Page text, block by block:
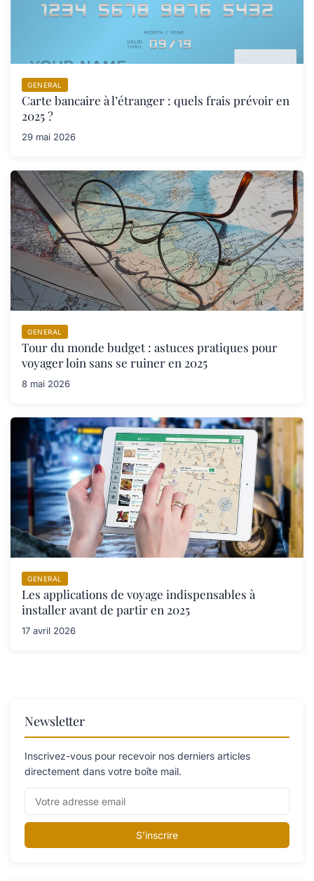
GENERAL
Carte bancaire à l’étranger : quels frais prévoir en
2025 ?
29 mai 2026
GENERAL
Tour du monde budget : astuces pratiques pour
voyager loin sans se ruiner en 2025
8 mai 2026
GENERAL
Les applications de voyage indispensables à
installer avant de partir en 2025
17 avril 2026
Newsletter
Inscrivez-vous pour recevoir nos derniers articles
directement dans votre boîte mail.
S'inscrire